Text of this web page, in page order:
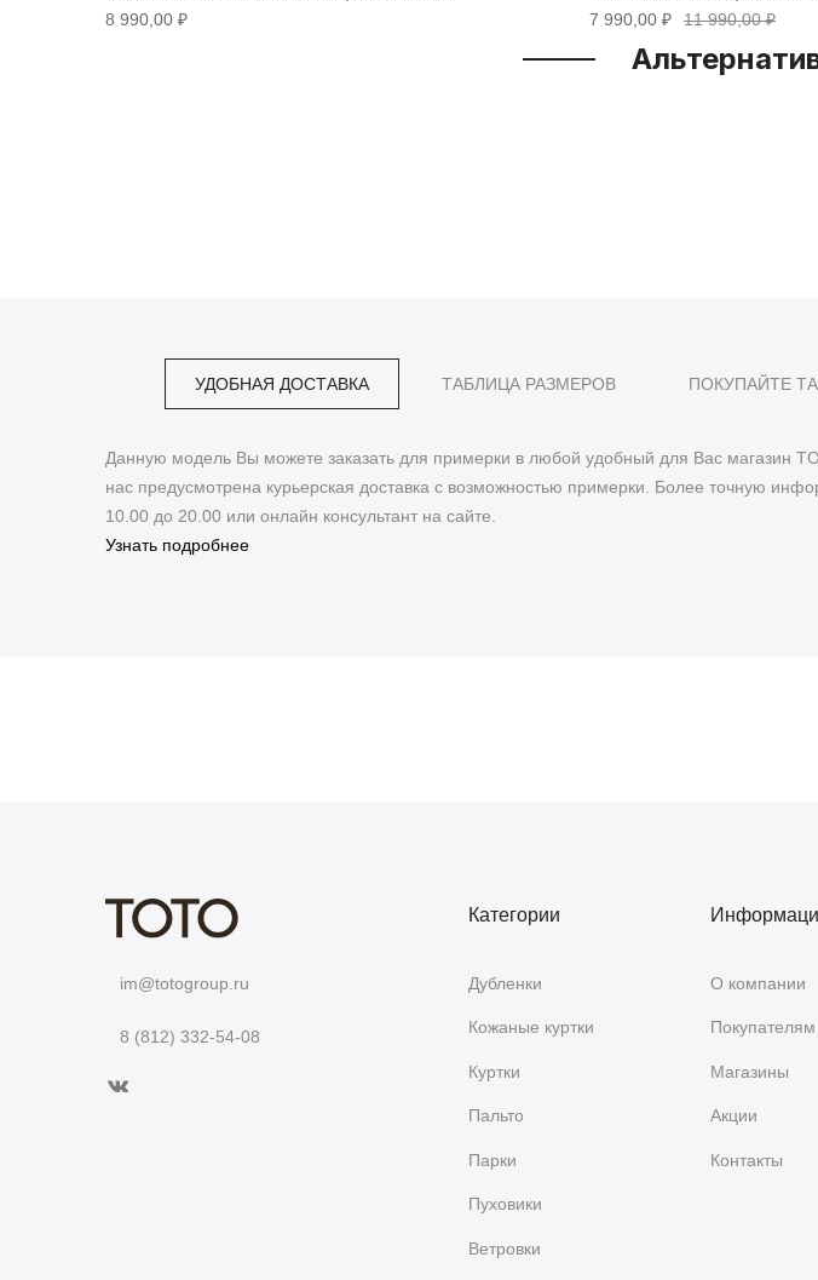
8 990,00 ₽
7 990,00 ₽
11 990,00 ₽
УДОБНАЯ ДОСТАВКА
Данную модель Вы можете заказать для примерки в любой удобный для Вас магазин
нас предусмотрена курьерская доставка с возможностью примерки. Более точную
10.00 до 20.00 или онлайн консультант на сайте.
Узнать подробнее
ТАБЛИЦА РАЗМЕРОВ ПОКУПАЙТЕ
im@totogroup.ru
8 (812) 332-54-08
Категории
Дубленки
Кожаные куртки
Куртки
Пальто
Парки
Пуховики
Ветровки
О компании
Покупателям
Магазины
Акции
Контакты